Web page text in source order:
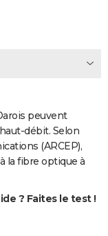
peuvent
débit. Selon
(ARCEP),
la fibre optique à
? Faites le test !